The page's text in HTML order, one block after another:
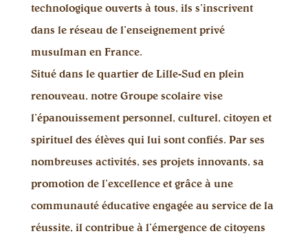
technologique ouverts à tous, ils s’inscrivent
dans le réseau de l’enseignement privé
musulman en France.
Situé dans le quartier de Lille-Sud en plein
renouveau, notre Groupe scolaire vise
l’épanouissement personnel, culturel, citoyen et
spirituel des élèves qui lui sont confiés. Par ses
nombreuses activités, ses projets innovants, sa
promotion de l’excellence et grâce à une
communauté éducative engagée au service de la
réussite, il contribue à l’émergence de citoyens